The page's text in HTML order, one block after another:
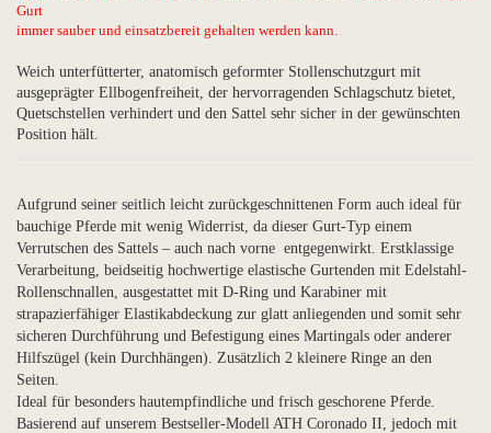
Gurt
immer sauber und einsatzbereit gehalten werden kann.
Weich unterfütterter, anatomisch geformter Stollenschutzgurt mit
ausgeprägter Ellbogenfreiheit, der hervorragenden Schlagschutz bietet,
Quetschstellen verhindert und den Sattel sehr sicher in der gewünschten
Position hält.
Aufgrund seiner seitlich leicht zurückgeschnittenen Form auch ideal für
bauchige Pferde mit wenig Widerrist, da dieser Gurt-Typ einem
Verrutschen des Sattels – auch nach vorne entgegenwirkt. Erstklassige
Verarbeitung, beidseitig hochwertige elastische Gurtenden mit Edelstahl-
Rollenschnallen, ausgestattet mit D-Ring und Karabiner mit
strapazierfähiger Elastikabdeckung zur glatt anliegenden und somit sehr
sicheren Durchführung und Befestigung eines Martingals oder anderer
Hilfszügel (kein Durchhängen). Zusätzlich 2 kleinere Ringe an den
Seiten.
Ideal für besonders hautempfindliche und frisch geschorene Pferde.
Basierend auf unserem Bestseller-Modell ATH Coronado II, jedoch mit